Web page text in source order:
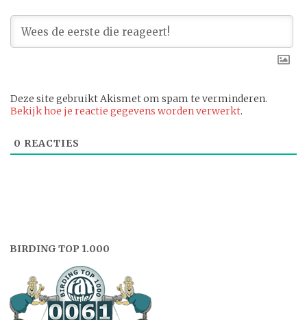
Deze site gebruikt Akismet om spam te verminderen.
Bekijk hoe je reactie gegevens worden verwerkt.
0 REACTIES
BIRDING TOP 1.000